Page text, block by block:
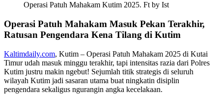
Operasi Patuh Mahakam Kutim 2025. Ft by Ist
Operasi Patuh Mahakam Masuk Pekan Terakhir,
Ratusan Pengendara Kena Tilang di Kutim
Kaltimdaily.com, Kutim – Operasi Patuh Mahakam 2025 di Kutai
Timur udah masuk minggu terakhir, tapi intensitas razia dari Polres
Kutim justru makin ngebut! Sejumlah titik strategis di seluruh
wilayah Kutim jadi sasaran utama buat ningkatin disiplin
pengendara sekaligus ngurangin angka kecelakaan.